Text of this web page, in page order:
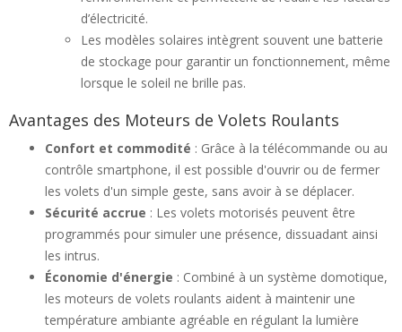
d’électricité.
Les modèles solaires intègrent souvent une batterie
de stockage pour garantir un fonctionnement, même
lorsque le soleil ne brille pas.
Avantages des Moteurs de Volets Roulants
Confort et commodité : Grâce à la télécommande ou au
contrôle smartphone, il est possible d'ouvrir ou de fermer
les volets d'un simple geste, sans avoir à se déplacer.
Sécurité accrue : Les volets motorisés peuvent être
programmés pour simuler une présence, dissuadant ainsi
les intrus.
Économie d'énergie : Combiné à un système domotique,
les moteurs de volets roulants aident à maintenir une
température ambiante agréable en régulant la lumière